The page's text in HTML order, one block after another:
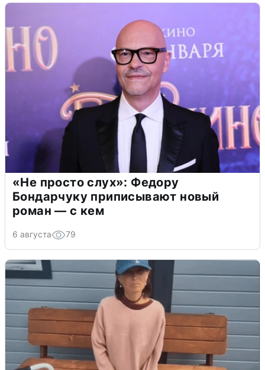
«Не просто слух»: Федору
Бондарчуку приписывают новый
роман — с кем
6 августа 79